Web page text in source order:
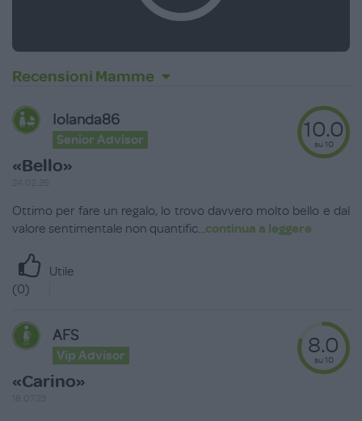
Recensioni Mamme
Iolanda86
Senior Advisor
«Bello»
10.0
su 10
Ottimo per fare un regalo, lo trovo davvero molto bello e dal
valore sentimentale non quantific...continua a leggere
Utile
(0)
AFS
Vip Advisor
«Carino»
8.0
su 10